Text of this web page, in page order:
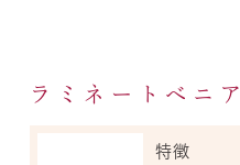
ラミネートべニア
特徴